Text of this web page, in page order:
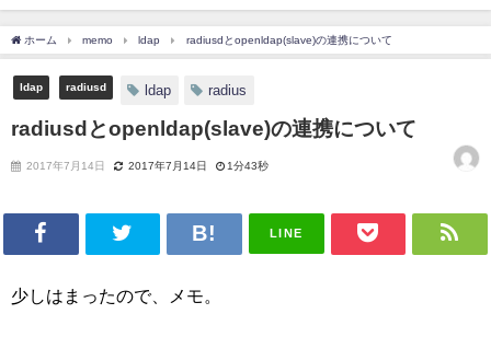
ホーム memo ldap radiusdとopenldap(slave)の連携について
ldap radiusd ldap radius
radiusdとopenldap(slave)の連携について
2017年7月14日 2017年7月14日 1分43秒
LINE
少しはまったので、メモ。